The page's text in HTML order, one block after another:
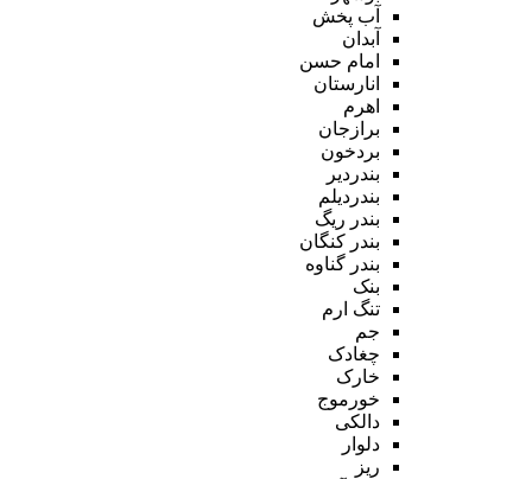
آب پخش
آبدان
امام حسن
انارستان
اهرم
برازجان
بردخون
بندردیر
بندردیلم
بندر ریگ
بندر کنگان
بندر گناوه
بنک
تنگ ارم
جم
چغادک
خارک
خورموج
دالکی
دلوار
ریز